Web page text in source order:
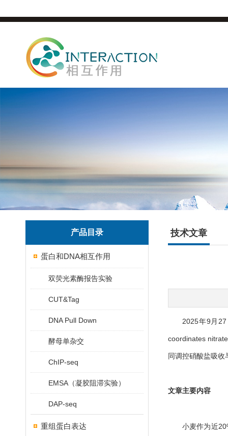
产品目录
蛋白和DNA相互作用
双荧光素酶报告实验
CUT&Tag
DNA Pull Down
酵母单杂交
ChIP-seq
EMSA（凝胶阻滞实验）
DAP-seq
重组蛋白表达
技术文章
2025年9月
coordinates
同调控硝酸盐吸收
文章主要内容
小麦作为近